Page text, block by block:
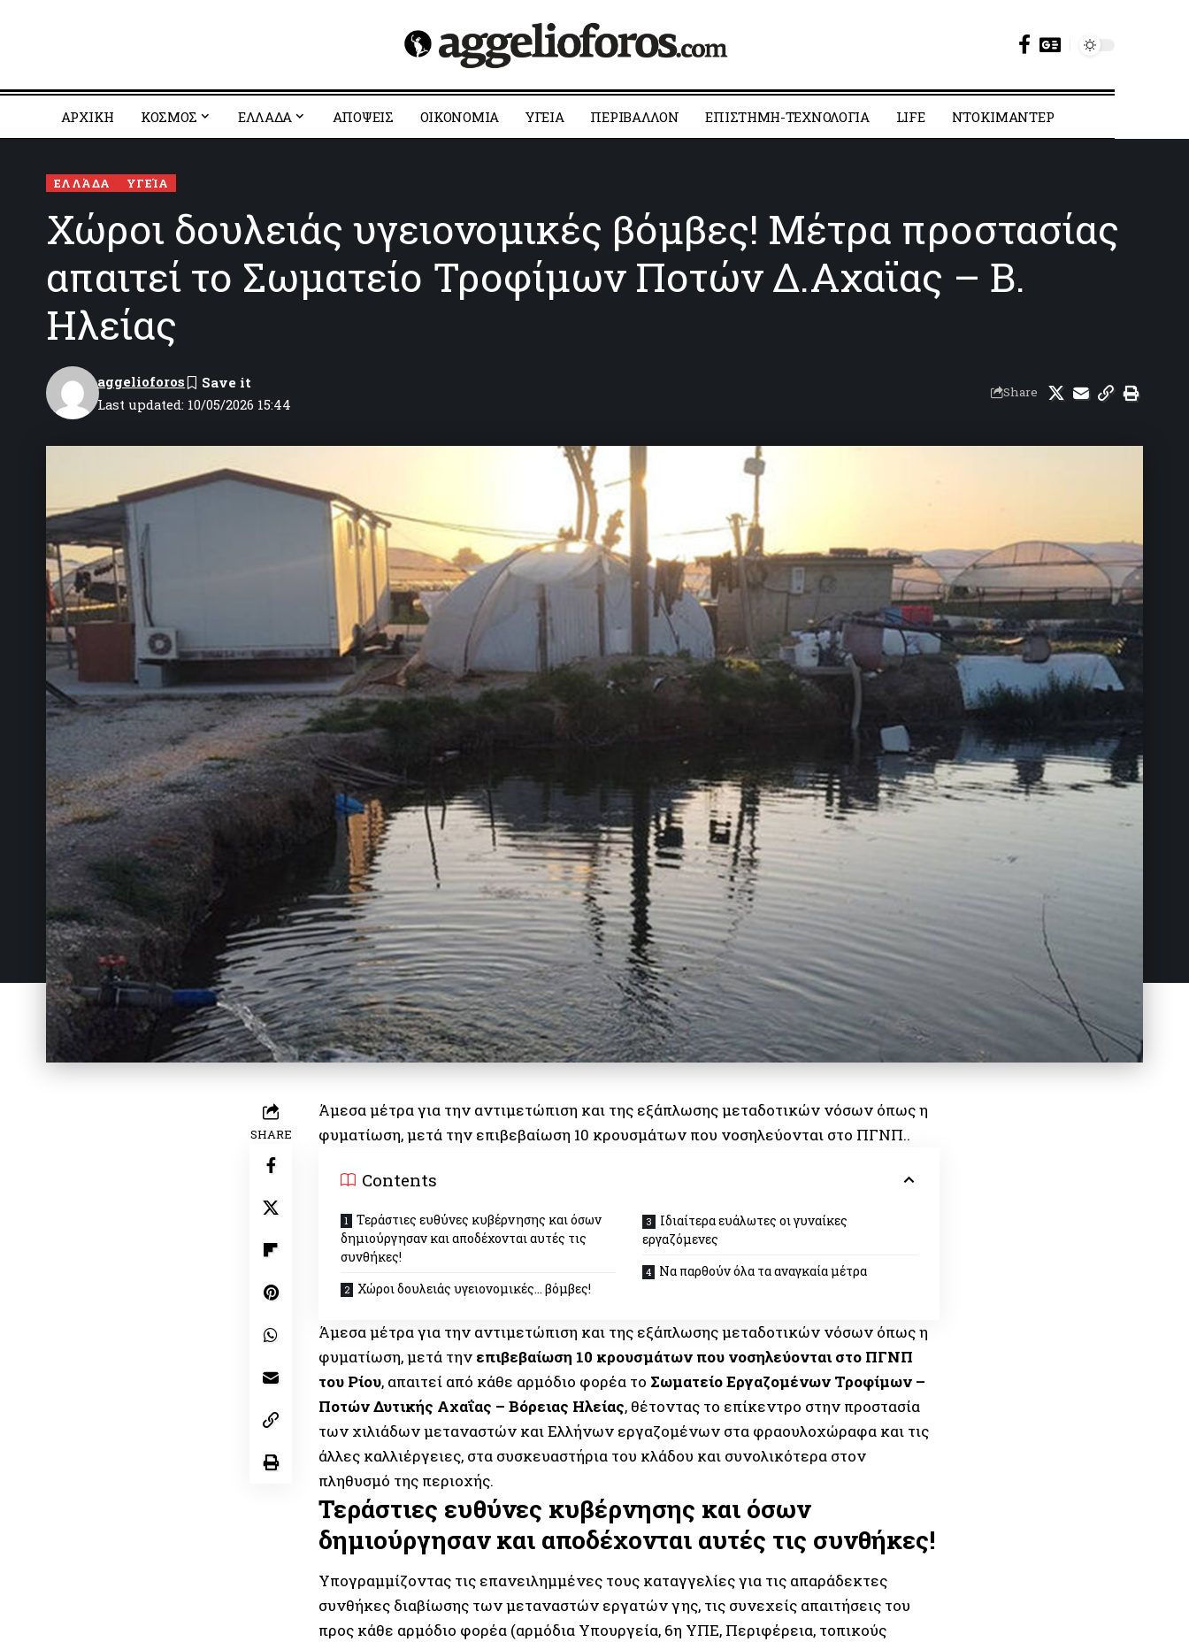
ΑΡΧΙΚΗ ΚΟΣΜΟΣ EΛΛΑΔΑ ΑΠΟΨΕΙΣ ΟΙΚΟΝΟΜΙΑ YΓΕΙΑ ΠΕΡΙΒΑΛΛΟΝ ΕΠΙΣΤΗΜΗ-ΤΕΧΝΟΛΟΓΙΑ LIFE ΝΤΟΚΙΜΑΝΤΕΡ
ΕΛΛΆΔΑ ΥΓΕΊΑ
Χώροι δουλειάς υγειονομικές βόμβες! Μέτρα προστασίας
απαιτεί το Σωματείο Τροφίμων Ποτών Δ.Αχαϊας – Β.
Ηλείας
Last updated: 10/05/2026 15:44
aggelioforos
Share
SHARE
Άμεσα μέτρα για την αντιμετώπιση και της εξάπλωσης μεταδοτικών νόσων όπως η
φυματίωση, μετά την επιβεβαίωση 10 κρουσμάτων που νοσηλεύονται στο ΠΓΝΠ..
Contents
Τεράστιες ευθύνες κυβέρνησης και όσων
δημιούργησαν και αποδέχονται αυτές τις
συνθήκες!
Χώροι δουλειάς υγειονομικές… βόμβες!
Ιδιαίτερα ευάλωτες οι γυναίκες
εργαζόμενες
Να παρθούν όλα τα αναγκαία μέτρα
Άμεσα μέτρα για την αντιμετώπιση και της εξάπλωσης μεταδοτικών νόσων όπως η
φυματίωση, μετά την επιβεβαίωση 10 κρουσμάτων που νοσηλεύονται στο ΠΓΝΠ
του Ρίου, απαιτεί από κάθε αρμόδιο φορέα το Σωματείο Εργαζομένων Τροφίμων –
Ποτών Δυτικής Αχαΐας – Βόρειας Ηλείας, θέτοντας το επίκεντρο στην προστασία
των χιλιάδων μεταναστών και Ελλήνων εργαζομένων στα φραουλοχώραφα και τις
άλλες καλλιέργειες, στα συσκευαστήρια του κλάδου και συνολικότερα στον
πληθυσμό της περιοχής.
Τεράστιες ευθύνες κυβέρνησης και όσων
δημιούργησαν και αποδέχονται αυτές τις συνθήκες!
Υπογραμμίζοντας τις επανειλημμένες τους καταγγελίες για τις απαράδεκτες
συνθήκες διαβίωσης των μεταναστών εργατών γης, τις συνεχείς απαιτήσεις του
προς κάθε αρμόδιο φορέα (αρμόδια Υπουργεία, 6η ΥΠΕ, Περιφέρεια, τοπικούς